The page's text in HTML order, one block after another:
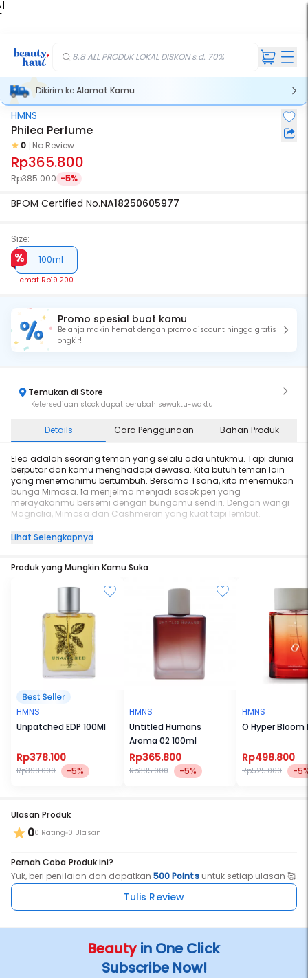
|
8.8 ALL PRODUK LOKAL DISKON s.d. 70%
Dikirim keAlamat Kamu
HMNS
Philea Perfume
0 No Review
Rp365.800
Rp385.000 -5%
BPOM Certified No.NA18250605977
Size:
100ml
Hemat Rp19.200
Promo spesial buat kamu
Belanja makin hemat dengan promo discount hingga gratis
ongkir!
Temukan di Store
Ketersediaan stock dapat berubah sewaktu-waktu
Details Cara Penggunaan Bahan Produk
Elea adalah seorang teman yang selalu ada untukmu. Tapi dunia
berputar dan kamu menghadapi dewasa. Kita butuh teman lain
yang menemanimu bertumbuh. Bersama Tsana, kita menemukan
bunga Mimosa. Ia menjelma menjadi sosok peri yang
merayakanmu bersemi dengan bungamu sendiri. Dengan wangi
Magnolia, Mimosa dan Cashmeran yang kuat tapi lembut.
Perkenalkan, ini Elea EDP, atau bisa kamu panggil… Philea.
Jejak Aroma: Meninggalkan aroma yang cukup kuat saat kamu
Jangkauan: Tercium hingga 1,5–2 meter.
Lihat Selengkapnya
Produk yang Mungkin Kamu Suka
HMNS
Unpatched EDP 100Ml
Rp378.100
Rp398.000 -5%
HMNS
Untitled Humans
Aroma 02 100ml
Rp365.800
Rp385.000 -5%
HMNS
O Hyper Bloom
Rp498.800
Rp525.000 -
Ulasan Produk
00 Rating 0 Ulasan
Pernah Coba Produk ini?
Yuk, beri penilaian dan dapatkan500 Pointsuntuk setiap ulasan 🥰
Tulis Review
Beautyin One Click
Subscribe Now!